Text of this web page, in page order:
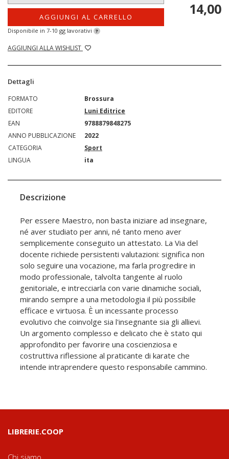
AGGIUNGI AL CARRELLO
Disponibile in 7-10 gg lavorativi ?
AGGIUNGI ALLA WISHLIST
14,00
Dettagli
FORMATO
Brossura
EDITORE
Luni Editrice
EAN
9788879848275
ANNO PUBBLICAZIONE
2022
CATEGORIA
Sport
LINGUA
ita
Descrizione
Per essere Maestro, non basta iniziare ad insegnare,
né aver studiato per anni, né tanto meno aver
semplicemente conseguito un attestato. La Via del
docente richiede persistenti valutazioni: significa non
solo seguire una vocazione, ma farla progredire in
modo professionale, talvolta tangente al ruolo
genitoriale, e intrecciarla con varie dinamiche sociali,
mirando sempre a una metodologia il più possibile
efficace e virtuosa. È un incessante processo
evolutivo che coinvolge sia l'insegnante sia gli allievi.
Un argomento complesso e delicato che è stato qui
approfondito per favorire una coscienziosa e
costruttiva riflessione al praticante di karate che
intende intraprendere questo responsabile cammino.
LIBRERIE.COOP